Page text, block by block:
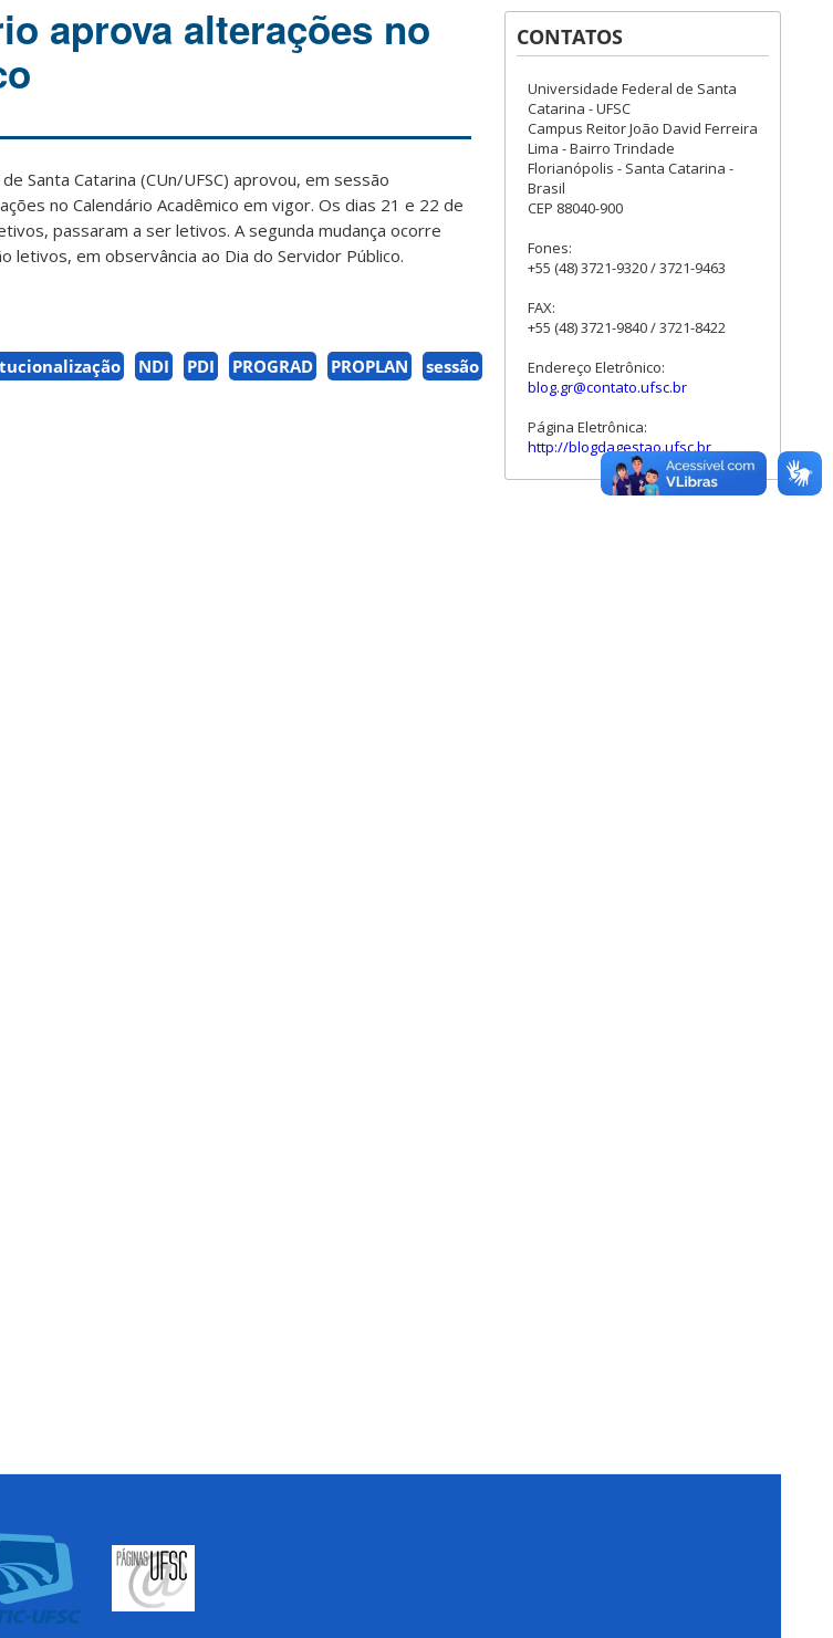
aprova alterações no
Santa Catarina (CUn/UFSC) aprovou, em sessão
no Calendário Acadêmico em vigor. Os dias 21 e 22 de
passaram a ser letivos. A segunda mudança ocorre
letivos, em observância ao Dia do Servidor Público.
NDI PDI PROGRAD PROPLAN sessão
CONTATOS
Universidade Federal de Santa
Catarina - UFSC
Campus Reitor João David Ferreira
Lima - Bairro Trindade
Florianópolis - Santa Catarina -
Brasil
CEP 88040-900
Fones:
+55 (48) 3721-9320 / 3721-9463
FAX:
+55 (48) 3721-9840 / 3721-8422
Endereço Eletrônico:
blog.gr@contato.ufsc.br
Página Eletrônica:
http://blogdagestao.ufsc.br